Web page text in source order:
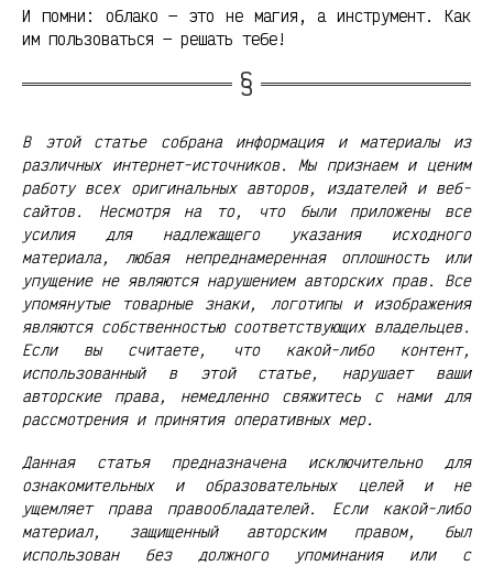
И помни: облако — это не магия, а инструмент. Как
им пользоваться — решать тебе!
В этой статье собрана информация и материалы из
различных интернет-источников. Мы признаем и ценим
работу всех оригинальных авторов, издателей и веб-
сайтов. Несмотря на то, что были приложены все
усилия для надлежащего указания исходного
материала, любая непреднамеренная оплошность или
упущение не являются нарушением авторских прав. Все
упомянутые товарные знаки, логотипы и изображения
являются собственностью соответствующих владельцев.
Если вы считаете, что какой-либо контент,
использованный в этой статье, нарушает ваши
авторские права, немедленно свяжитесь с нами для
рассмотрения и принятия оперативных мер.
Данная статья предназначена исключительно для
ознакомительных и образовательных целей и не
ущемляет права правообладателей. Если какой-либо
материал, защищенный авторским правом, был
использован без должного упоминания или с